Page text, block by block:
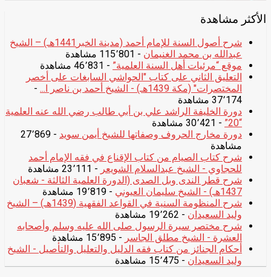
الأكثر مشاهدة
شرح أصول السنة للإمام أحمد (مدينة الخبر1441هـ) – الشيخ
عبدالله بن محمد الغنيمان - 115٬801 مشاهدة
موقع “مرئيات أهل السنة العلمية” - 46٬831 مشاهدة
التعليق الثاني على كتاب "الحواشي السابغات على أخصر
المختصرات" (مكة 1439هـ) - الشيخ أحمد بن ناصر ا...
-
37٬174 مشاهدة
دورة الخليفة الراشد علي بن أبي طالب رضي الله عنه العلمية
“20”
- 30٬421 مشاهدة
دورة مخارج الحروف وصفاتها للشيخ أيمن سويد
- 27٬869
مشاهدة
شرح كتاب الصيام من كتاب الإقناع في فقه الإمام أحمد
للحجاوي - الشيخ عبدالسلام الشويعر - 23٬111 مشاهدة
شرح قطر الندى وبل الصدى (الدورة العلمية الثالثة - شعبان
1437هـ) - الشيخ سليمان العيوني
- 19٬819 مشاهدة
شرح المنظومة السنية في القواعد الفقهية (1439هـ) – الشيخ
وليد السعيدان - 19٬262 مشاهدة
شرح مختصر سيرة الرسول صلى الله عليه وسلم وأصحابه
العشرة - الشيخ مطلق الجاسر - 15٬895 مشاهدة
أحكام الجنائز من كتاب فقه الدليل والتعليل والتأصيل - الشيخ
وليد السعيدان - 15٬475 مشاهدة